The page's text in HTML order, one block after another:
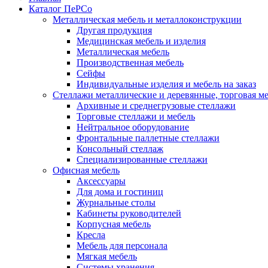
Каталог ПеРСо
Металлическая мебель и металлоконструкции
Другая продукция
Медицинская мебель и изделия
Металлическая мебель
Производственная мебель
Сейфы
Индивидуальные изделия и мебель на заказ
Стеллажи металлические и деревянные, торговая
Архивные и среднегрузовые стеллажи
Торговые стеллажи и мебель
Нейтральное оборудование
Фронтальные паллетные стеллажи
Консольный стеллаж
Специализированные стеллажи
Офисная мебель
Аксессуары
Для дома и гостиниц
Журнальные столы
Кабинеты руководителей
Корпусная мебель
Кресла
Мебель для персонала
Мягкая мебель